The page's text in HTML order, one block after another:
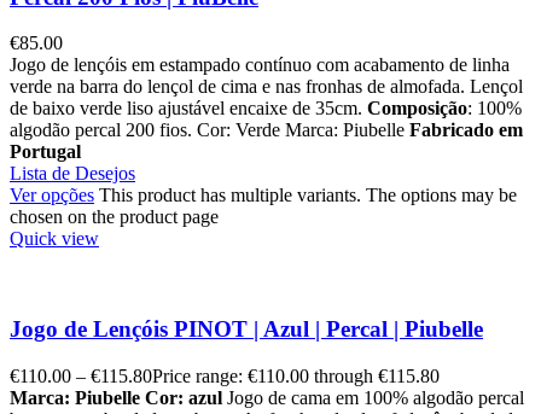
€85.00
Jogo de lençóis em estampado contínuo com acabamento de linha
verde na barra do lençol de cima e nas fronhas de almofada. Lençol
de baixo verde liso ajustável encaixe de 35cm. Composição: 100%
algodão percal 200 fios. Cor: Verde Marca: Piubelle Fabricado em
Portugal
Lista de Desejos
Ver opções This product has multiple variants. The options may be
chosen on the product page
Quick view
Jogo de Lençóis PINOT | Azul | Percal | Piubelle
€110.00 – €115.80Price range: €110.00 through €115.80
Marca: Piubelle Cor: azul Jogo de cama em 100% algodão percal